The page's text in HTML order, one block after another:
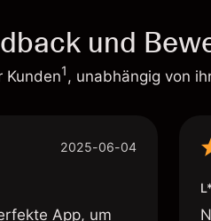
und
Kunden1, unabhängig von
2025-06-04
App, um